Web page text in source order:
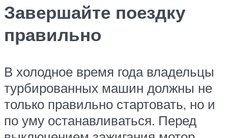
Завершайте поездку
правильно
В холодное время года владельцы
турбированных машин должны не
только правильно стартовать, но и
по уму останавливаться. Перед